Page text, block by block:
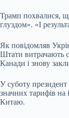
Трамп похвалися,
глуздом». «І
Як повідомляв
Штати витрачають
Канади і знову
У суботу
значних тарифів
Китаю.